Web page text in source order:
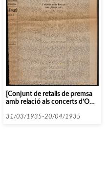
[Conjunt de retalls de premsa
amb relació als concerts d’Otto
31/03/1935-20/04/1935